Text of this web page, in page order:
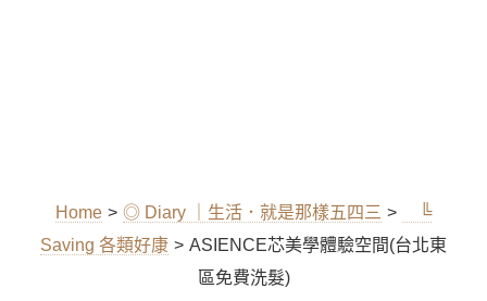
Home > ◎ Diary ｜生活．就是那樣五四三 >
╚
Saving 各類好康 > ASIENCE芯美學體驗空間(台北東
區免費洗髮)